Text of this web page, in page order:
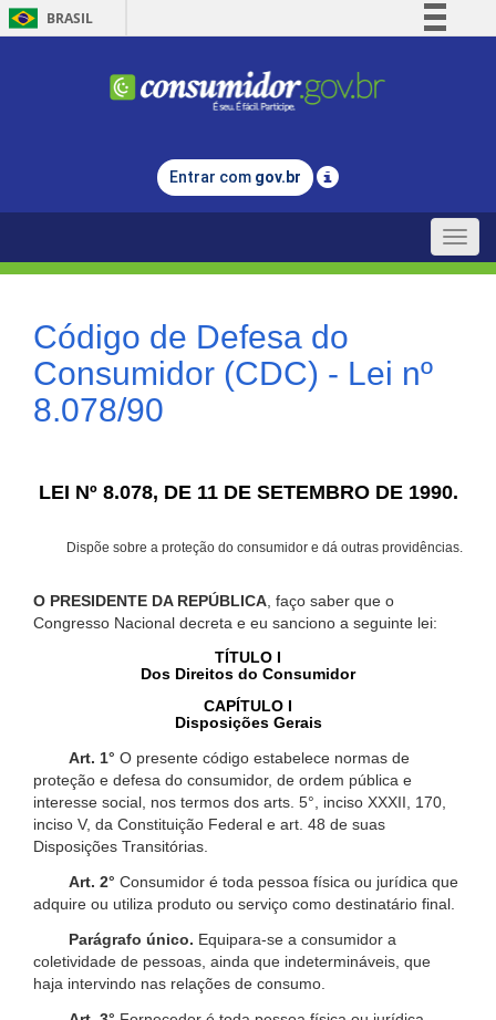
BRASIL
Comunica BR
Legislação
Entrar com gov.br
Toggle
Código de Defesa do
Consumidor (CDC) - Lei nº
8.078/90
LEI Nº 8.078, DE 11 DE SETEMBRO DE 1990.
Dispõe sobre a proteção do consumidor e dá outras providências.
O PRESIDENTE DA REPÚBLICA , faço saber que o
Congresso Nacional decreta e eu sanciono a seguinte lei:
TÍTULO I
Dos Direitos do Consumidor
CAPÍTULO I
Disposições Gerais
Art. 1° O presente código estabelece normas de
proteção e defesa do consumidor, de ordem pública e
interesse social, nos termos dos arts. 5°, inciso XXXII, 170,
inciso V, da Constituição Federal e art. 48 de suas
Disposições Transitórias.
Art. 2° Consumidor é toda pessoa física ou jurídica que
adquire ou utiliza produto ou serviço como destinatário final.
Parágrafo único. Equipara-se a consumidor a
coletividade de pessoas, ainda que indetermináveis, que
haja intervindo nas relações de consumo.